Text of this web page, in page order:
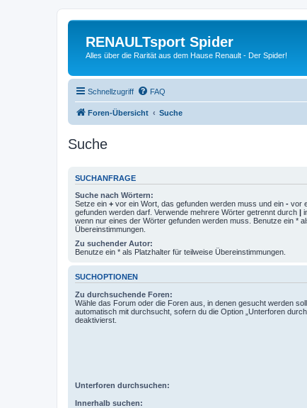
RENAULTsport Spider
Alles über die Rarität aus dem Hause Renault - Der Spider!
Schnellzugriff FAQ
Foren-Übersicht Suche
Suche
SUCHANFRAGE
Suche nach Wörtern:
Setze ein + vor ein Wort, das gefunden werden muss und ein - vor
gefunden werden darf. Verwende mehrere Wörter getrennt durch |
wenn nur eines der Wörter gefunden werden muss. Benutze ein *
Übereinstimmungen.
Zu suchender Autor:
Benutze ein * als Platzhalter für teilweise Übereinstimmungen.
SUCHOPTIONEN
Zu durchsuchende Foren:
Wähle das Forum oder die Foren aus, in denen gesucht werden
automatisch mit durchsucht, sofern du die Option „Unterforen
deaktivierst.
Unterforen durchsuchen:
Innerhalb suchen: